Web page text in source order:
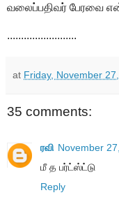
வலைப்பதிவர் பேரவை
.........................
at Friday, November
35 comments:
ரவி November
மீ த பர்ட்ஸ்ட்டு
Reply